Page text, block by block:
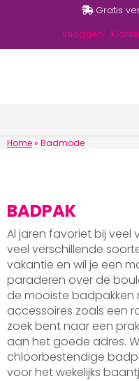
Gratis
Inloggen |
Home» Badmode
BADPAK
Al jaren favoriet bij veel
veel verschillende
vakantie en wil je een
paraderen over de
de mooiste badpakken
accessoires zoals een
zoek bent naar een
aan het goede adres.
chloorbestendige
voor het wekelijks